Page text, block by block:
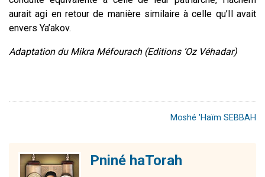
aurait agi en retour de manière similaire à celle qu’Il avait
envers Ya’akov.
Adaptation du Mikra Méfourach (Editions ‘Oz Véhadar)
Moshé 'Haïm SEBBAH
Pniné haTorah